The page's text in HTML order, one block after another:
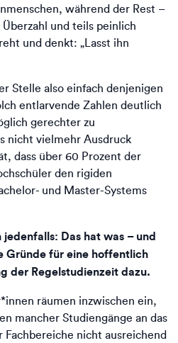
während der Rest –
und teils peinlich
und denkt: „Lasst ihn
Stelle also einfach denjenigen
entlarvende Zahlen deutlich
gerechter zu
nicht vielmehr Ausdruck
dass über 60 Prozent der
den rigiden
und Master-Systems
jedenfalls: Das hat was – und
Gründe für eine hoffentlich
der Regelstudienzeit dazu.
räumen inzwischen ein,
mancher Studiengänge an das
nicht ausreichend